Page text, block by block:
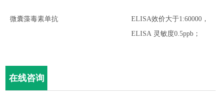
微囊藻毒素单抗 ELISA效价大于1:60000 ，
ELISA 灵敏度0.5ppb；
在线咨询